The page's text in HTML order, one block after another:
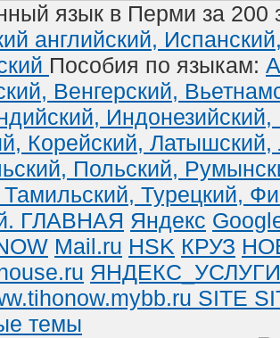
язык в Перми за 200
английский,
Пособия по языкам:
Венгерский,
Индонезийский,
Корейский, Латышский,
Польский,
Тамильский, Турецкий,
ГЛАВНАЯ Яндекс
Mail.ru HSK КРУЗ
ЯНДЕКС_УСЛУГИ
SITE
темы